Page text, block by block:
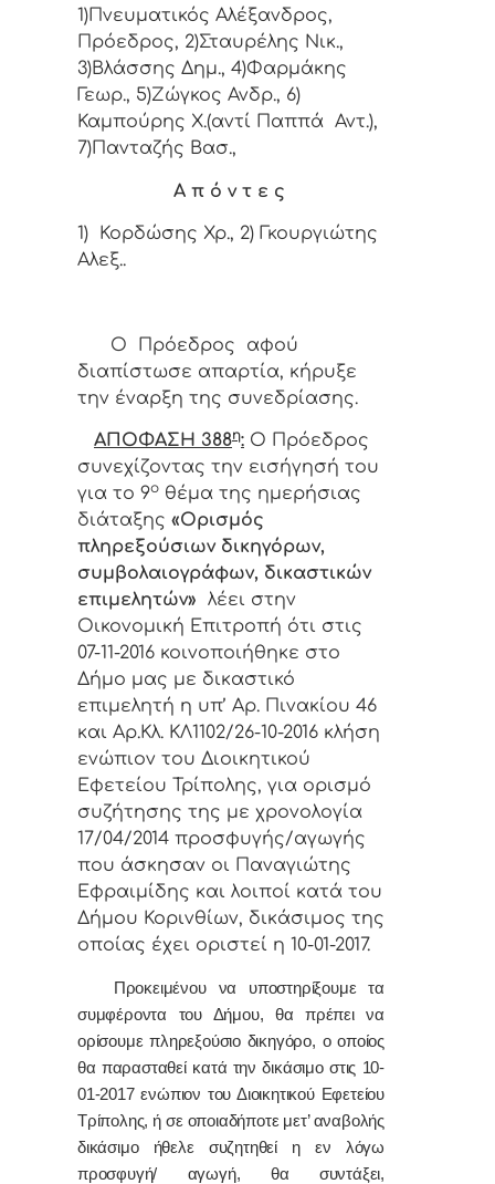
1)Πνευματικός Αλέξανδρος,
Πρόεδρος, 2)Σταυρέλης Νικ.,
3)Βλάσσης Δημ., 4)Φαρμάκης
Γεωρ., 5)Ζώγκος Ανδρ., 6)
Καμπούρης Χ.(αντί Παππά Αντ.),
7)Πανταζής Βασ.,
Α π ό ν τ ε ς
1) Κορδώσης Χρ., 2) Γκουργιώτης
Αλεξ..
Ο Πρόεδρος αφού
διαπίστωσε απαρτία, κήρυξε
την έναρξη της συνεδρίασης.
ΑΠΟΦΑΣΗ 388η: Ο Πρόεδρος
συνεχίζοντας την εισήγησή του
για το 9ο θέμα της ημερήσιας
διάταξης «Ορισμός
πληρεξούσιων δικηγόρων,
συμβολαιογράφων, δικαστικών
επιμελητών» λέει στην
Οικονομική Επιτροπή ότι στις
07-11-2016 κοινοποιήθηκε στο
Δήμο μας με δικαστικό
επιμελητή η υπ’ Αρ. Πινακίου 46
και Αρ.Κλ. ΚΛ1102/26-10-2016 κλήση
ενώπιον του Διοικητικού
Εφετείου Τρίπολης, για ορισμό
συζήτησης της με χρονολογία
17/04/2014 προσφυγής/αγωγής
που άσκησαν οι Παναγιώτης
Εφραιμίδης και λοιποί κατά του
Δήμου Κορινθίων, δικάσιμος της
οποίας έχει οριστεί η 10-01-2017.
Προκειμένου να υποστηρίξουμε τα
συμφέροντα του Δήμου, θα πρέπει να
ορίσουμε πληρεξούσιο δικηγόρο, ο οποίος
θα παρασταθεί κατά την δικάσιμο στις 10-
01-2017 ενώπιον του Διοικητικού Εφετείου
Τρίπολης, ή σε οποιαδήποτε μετ’ αναβολής
δικάσιμο ήθελε συζητηθεί η εν λόγω
προσφυγή/ αγωγή, θα συντάξει,